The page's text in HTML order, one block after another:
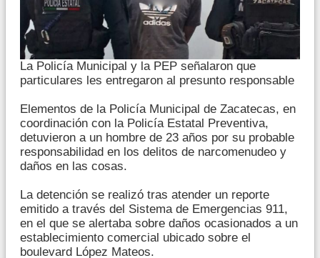
La Policía Municipal y la PEP señalaron que
particulares les entregaron al presunto responsable
Elementos de la Policía Municipal de Zacatecas, en
coordinación con la Policía Estatal Preventiva,
detuvieron a un hombre de 23 años por su probable
responsabilidad en los delitos de narcomenudeo y
daños en las cosas.
La detención se realizó tras atender un reporte
emitido a través del Sistema de Emergencias 911,
en el que se alertaba sobre daños ocasionados a un
establecimiento comercial ubicado sobre el
boulevard López Mateos.